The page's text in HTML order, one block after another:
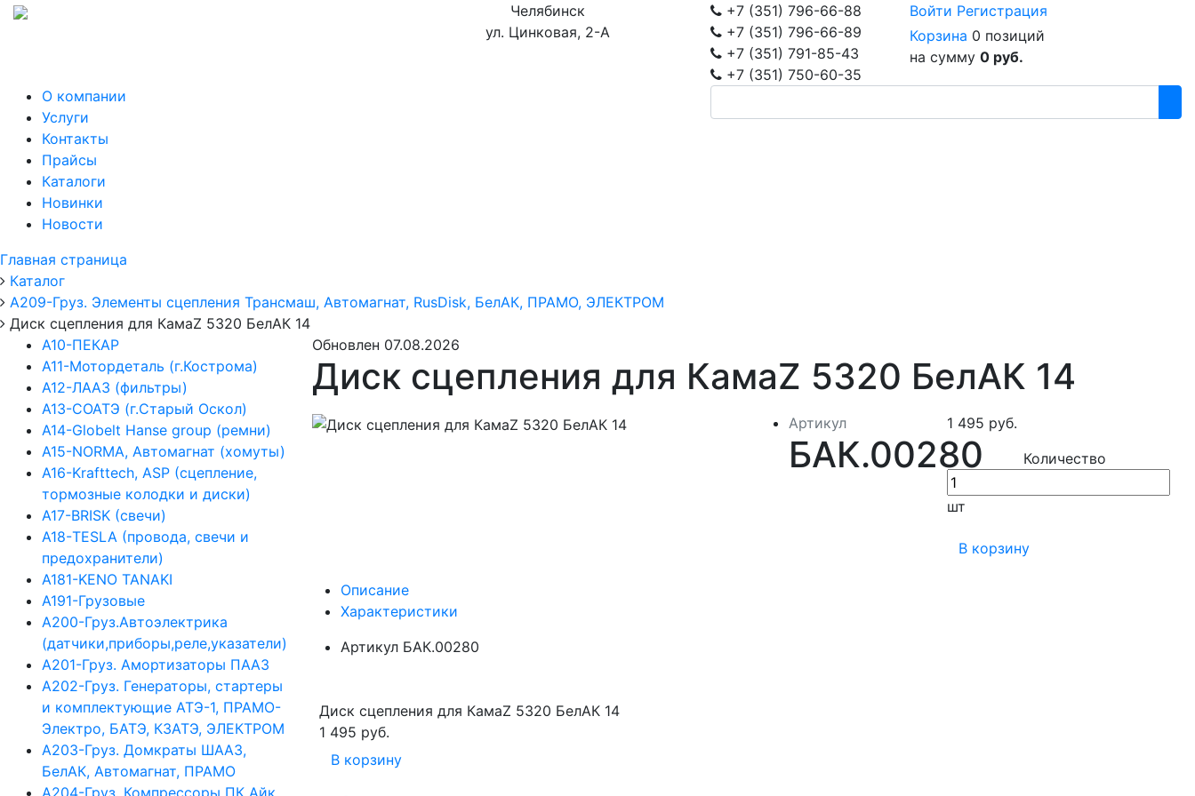
Челябинск
ул. Цинковая, 2-А
+7 (351) 796-66-88
+7 (351) 796-66-89
+7 (351) 791-85-43
+7 (351) 750-60-35
Войти Регистрация
Корзина 0 позиций
на сумму 0 руб.
О компании
Услуги
Контакты
Прайсы
Каталоги
Новинки
Новости
Главная страница
Каталог
А209-Груз. Элементы сцепления Трансмаш, Автомагнат, RusDisk, БелАК, ПРАМО, ЭЛЕКТРОМ
Диск сцепления для КамаZ 5320 БелАК 14
А10-ПЕКАР
А11-Мотордеталь (г.Кострома)
А12-ЛААЗ (фильтры)
А13-СОАТЭ (г.Старый Оскол)
А14-Globelt Hanse group (ремни)
А15-NORMA, Автомагнат (хомуты)
А16-Krafttech, ASP (сцепление,
тормозные колодки и диски)
А17-BRISK (свечи)
А18-TESLA (провода, свечи и
предохранители)
А181-KENO TANAKI
А191-Грузовые
А200-Груз.Автоэлектрика
(датчики,приборы,реле,указатели)
А201-Груз. Амортизаторы ПААЗ
А202-Груз. Генераторы, стартеры
и комплектующие АТЭ-1, ПРАМО-
Электро, БАТЭ, КЗАТЭ, ЭЛЕКТРОМ
А203-Груз. Домкраты ШААЗ,
БелАК, Автомагнат, ПРАМО
А204-Груз. Компрессоры ПК Айк,
Обновлен 07.08.2026
Диск сцепления для КамаZ 5320 БелАК 14
Артикул
БАК.00280
1 495 руб.
Количество
шт
В корзину
Описание
Характеристики
Артикул БАК.00280
Диск сцепления для КамаZ 5320 БелАК 14
1 495 руб.
В корзину